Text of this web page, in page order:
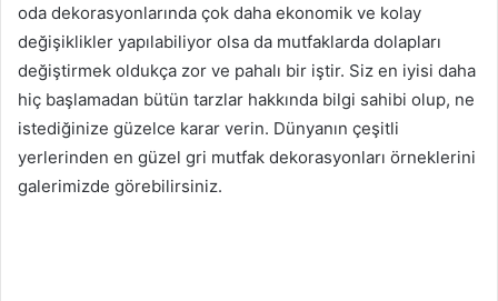
oda dekorasyonlarında çok daha ekonomik ve kolay
değişiklikler yapılabiliyor olsa da mutfaklarda dolapları
değiştirmek oldukça zor ve pahalı bir iştir. Siz en iyisi daha
hiç başlamadan bütün tarzlar hakkında bilgi sahibi olup, ne
istediğinize güzelce karar verin. Dünyanın çeşitli
yerlerinden en güzel gri mutfak dekorasyonları örneklerini
galerimizde görebilirsiniz.